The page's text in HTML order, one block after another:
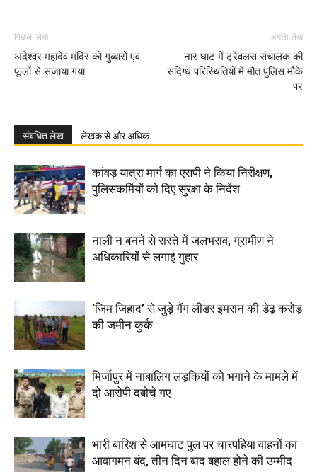
पिछला लेख
अंदेश्वर महादेव मंदिर को गुब्बारों एवं
फूलों से सजाया गया
अगला लेख
नार घाट में ट्रेवलस संचालक की
संदिग्ध परिस्थितियों में मौत पुलिस मौके
पर
संबंधित लेख लेखक से और अधिक
कांवड़ यात्रा मार्ग का एसपी ने किया निरीक्षण,
पुलिसकर्मियों को दिए सुरक्षा के निर्देश
नाली न बनने से रास्ते में जलभराव, ग्रामीण ने
अधिकारियों से लगाई गुहार
‘जिम जिहाद’ से जुड़े गैंग लीडर इमरान की डेढ़ करोड़
की जमीन कुर्क
मिर्जापुर में नाबालिग लड़कियों को भगाने के मामले में
दो आरोपी दबोचे गए
भारी बारिश से आमघाट पुल पर चारपहिया वाहनों का
आवागमन बंद, तीन दिन बाद बहाल होने की उम्मीद